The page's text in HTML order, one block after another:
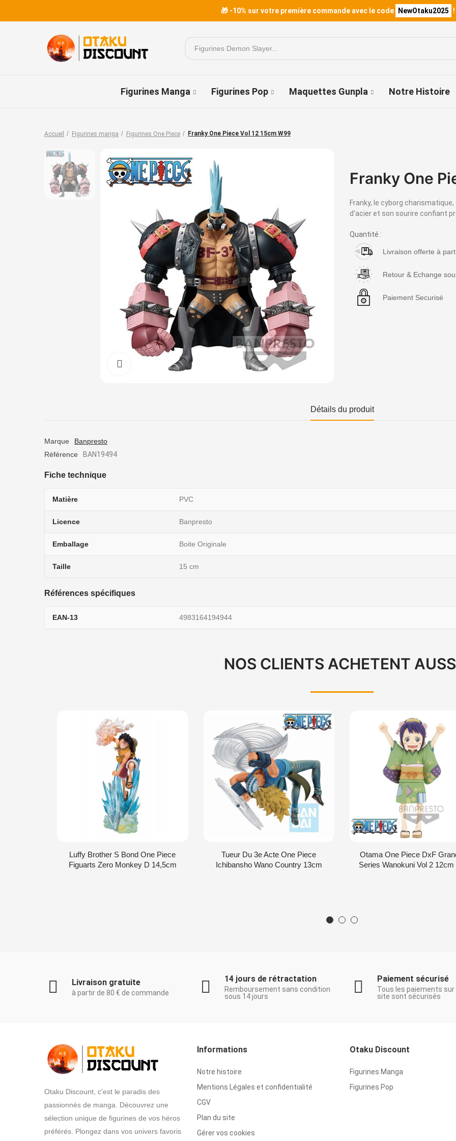
🎁 -10% sur votre première commande avec le code NewOtaku2025
Figurines Manga Figurines Pop Maquettes Gunpla Notre Histoire
Accueil Figurines manga Figurines One Piece Franky One Piece Vol 12 15cm W99
Cliquez pour agrandir
Franky One
Franky, le cyborg
d'acier et son sourire confiant
Quantité :
Livraison offerte à
Retour & Echange
Paiement Securisé
Détails du produit
Marque
Banpresto
Référence
BAN19494
Fiche technique
Matière PVC
Licence Banpresto
Emballage Boite Originale
Taille 15 cm
Références spécifiques
EAN-13 4983164194944
NOS CLIENTS ACHETENT
Luffy Brother S Bond One Piece
Figuarts Zero Monkey D 14,5cm
Tueur Du 3e Acte One Piece
Ichibansho Wano Country 13cm
Otama One Piece DxF
Series Wanokuni Vol 2 12cm
Livraison gratuite
à partir de 80 € de commande
14 jours de rétractation
Remboursement sans condition
sous 14 jours
Paiement sécurisé
Tous les paiements
site sont sécurisés
Otaku Discount, c'est le paradis des
passionnés de manga. Découvrez une
sélection unique de figurines de vos héros
préférés. Plongez dans vos univers favoris
Informations
Notre histoire
Mentions Légales et confidentialité
CGV
Plan du site
Gérer vos cookies
Otaku Discount
Figurines Manga
Figurines Pop